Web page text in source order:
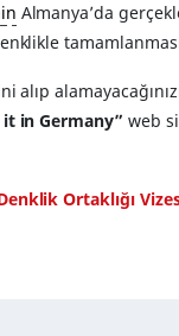
Almanya’da
alıp
in Germany” web
Ortaklığı